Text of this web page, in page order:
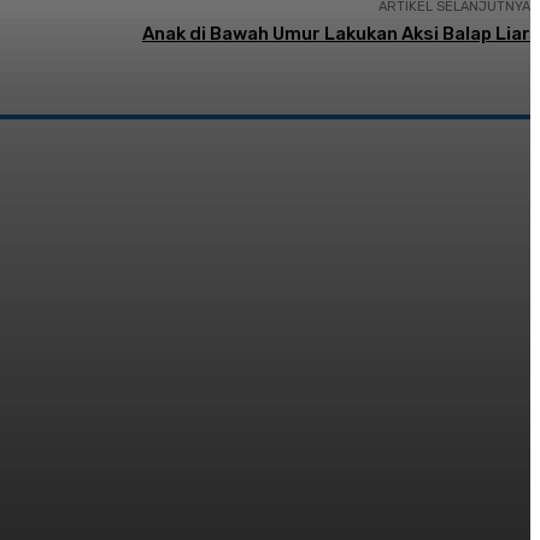
ARTIKEL SELANJUTNYA
Anak di Bawah Umur Lakukan Aksi Balap Liar